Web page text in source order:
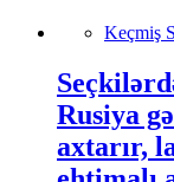
Keçmiş
Rusiya
axtarır,